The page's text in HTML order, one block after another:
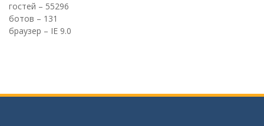
гостей – 55296
ботов – 131
браузер – IE 9.0